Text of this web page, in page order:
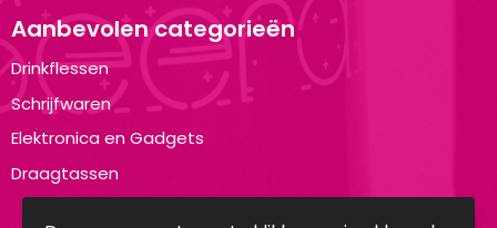
Aanbevolen categorieën
Drinkflessen
Schrijfwaren
Elektronica en Gadgets
Draagtassen